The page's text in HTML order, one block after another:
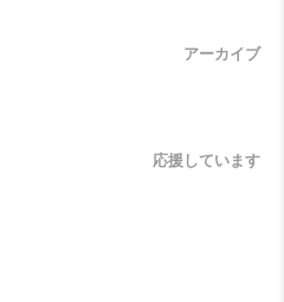
アーカイブ
応援しています